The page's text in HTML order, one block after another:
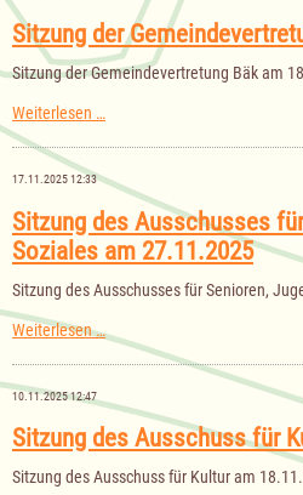
Haushaltsjahr
2026
Sitzung der
Sitzung der Gemeindevertretung Bäk am
Weiterlesen …Sitzung
Gemeindevertretung
am
18.12.2025
17.11.2025 12:33
Sitzung des Ausschusses
Soziales am 27.11.2025
Sitzung des Ausschusses für Senioren,
Weiterlesen …
des
Ausschusses
Senioren,
Jugend
und
am
10.11.2025 12:47
Sitzung des Ausschuss für
Sitzung des Ausschuss für Kultur am